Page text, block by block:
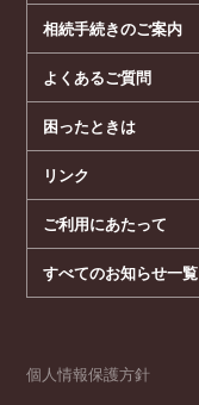
相続手続きのご案内
よくあるご質問
困ったときは
リンク
ご利用にあたって
すべてのお知らせ一覧
個人情報保護方針